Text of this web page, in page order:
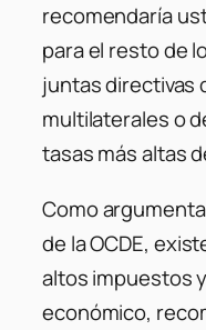
recomendaría
para el resto de
juntas directivas
multilaterales o
tasas más altas
Como
de la OCDE,
altos impuestos
económico,